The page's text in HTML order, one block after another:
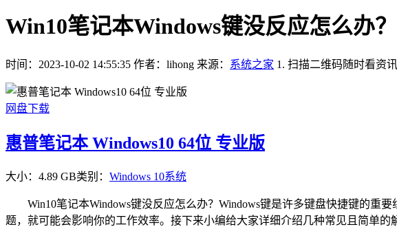
Win10笔记本Windows键没反应怎么办？
时间：2023-10-02 14:55:35 作者：lihong 来源： 系统之家 1. 扫描二维码随时看资讯
网盘下载
惠普笔记本 Windows10 64位 专业版
大小：4.89 GB类别： Windows 10系统
Win10笔记本Windows键没反应怎么办？Windows键是许多键盘快捷键的重要
题，就可能会影响你的工作效率。接下来小编给大家详细介绍几种常见且简单的